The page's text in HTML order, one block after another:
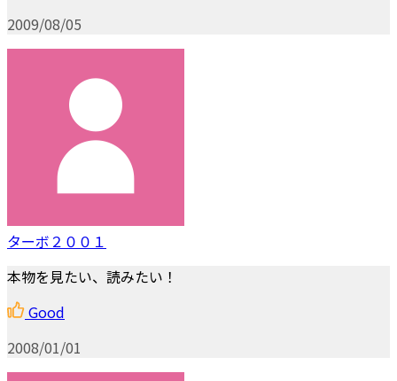
2009/08/05
ターボ２００１
本物を見たい、読みたい！
Good
2008/01/01